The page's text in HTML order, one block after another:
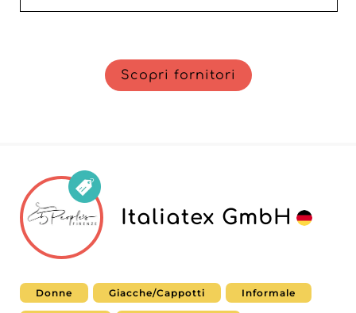
Scopri fornitori
Italiatex GmbH
Donne Giacche/Cappotti Informale